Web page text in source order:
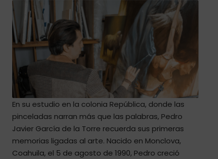
En su estudio en la colonia República, donde las
pinceladas narran más que las palabras, Pedro
Javier García de la Torre recuerda sus primeras
memorias ligadas al arte. Nacido en Monclova,
Coahuila, el 5 de agosto de 1990, Pedro creció